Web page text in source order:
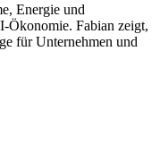
Energie und
Ökonomie. Fabian zeigt,
für Unternehmen und